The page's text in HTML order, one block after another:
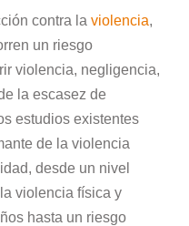
contra la violencia,
un riesgo
violencia, negligencia,
la escasez de
estudios existentes
de la violencia
desde un nivel
violencia física y
hasta un riesgo